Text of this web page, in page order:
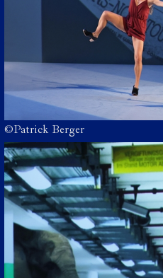
©Patrick Berger